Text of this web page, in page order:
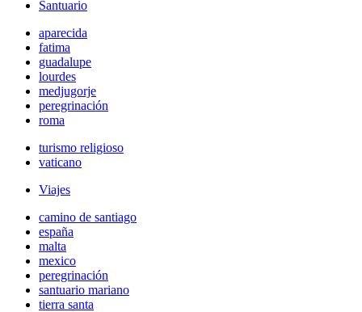
Santuario
aparecida
fatima
guadalupe
lourdes
medjugorje
peregrinación
roma
turismo religioso
vaticano
Viajes
camino de santiago
españa
malta
mexico
peregrinación
santuario mariano
tierra santa